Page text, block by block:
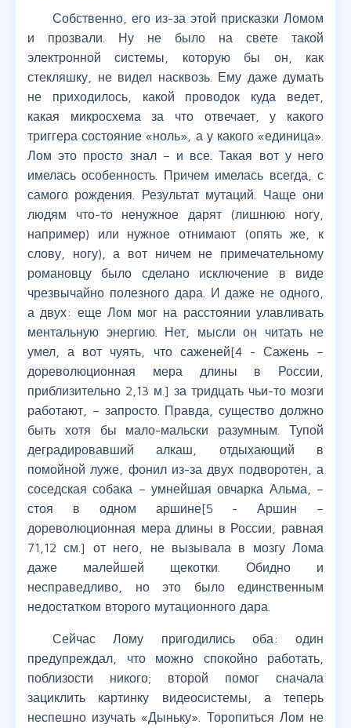
Собственно, его из-за этой присказки Ломом
и прозвали. Ну не было на свете такой
электронной системы, которую бы он, как
стекляшку, не видел насквозь. Ему даже думать
не приходилось, какой проводок куда ведет,
какая микросхема за что отвечает, у какого
триггера состояние «ноль», а у какого «единица».
Лом это просто знал – и все. Такая вот у него
имелась особенность. Причем имелась всегда, с
самого рождения. Результат мутаций. Чаще они
людям что-то ненужное дарят (лишнюю ногу,
например) или нужное отнимают (опять же, к
слову, ногу), а вот ничем не примечательному
романовцу было сделано исключение в виде
чрезвычайно полезного дара. И даже не одного,
а двух: еще Лом мог на расстоянии улавливать
ментальную энергию. Нет, мысли он читать не
умел, а вот чуять, что саженей[4 - Сажень –
дореволюционная мера длины в России,
приблизительно 2,13 м.] за тридцать чьи-то мозги
работают, – запросто. Правда, существо должно
быть хотя бы мало-мальски разумным. Тупой
деградировавший алкаш, отдыхающий в
помойной луже, фонил из-за двух подворотен, а
соседская собака – умнейшая овчарка Альма, –
стоя в одном аршине[5 - Аршин –
дореволюционная мера длины в России, равная
71,12 см.] от него, не вызывала в мозгу Лома
даже малейшей щекотки. Обидно и
несправедливо, но это было единственным
недостатком второго мутационного дара.
Сейчас Лому пригодились оба: один
предупреждал, что можно спокойно работать,
поблизости никого; второй помог сначала
зациклить картинку видеосистемы, а теперь
неспешно изучать «Дыньку». Торопиться Лом не